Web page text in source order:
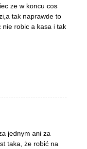
ze w koncu cos
tak naprawde to
nie robic a kasa i tak
jednym ani za
taka, że robić na